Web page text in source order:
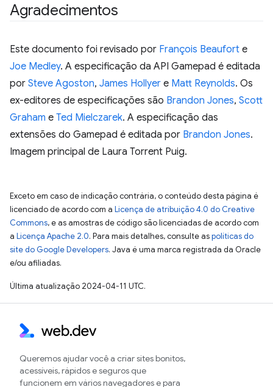
Agradecimentos
Este documento foi revisado por François Beaufort e
Joe Medley. A especificação da API Gamepad é editada
por Steve Agoston, James Hollyer e Matt Reynolds. Os
ex-editores de especificações são Brandon Jones, Scott
Graham e Ted Mielczarek. A especificação das
extensões do Gamepad é editada por Brandon Jones.
Imagem principal de Laura Torrent Puig.
Exceto em caso de indicação contrária, o conteúdo desta página é
licenciado de acordo com a Licença de atribuição 4.0 do Creative
Commons, e as amostras de código são licenciadas de acordo com
a Licença Apache 2.0. Para mais detalhes, consulte aspolíticas do
site do Google Developers. Java é uma marca registrada da Oracle
e/ou afiliadas.
Última atualização 2024-04-11 UTC.
Queremos ajudar você a criar sites bonitos,
acessíveis, rápidos e seguros que
funcionem em vários navegadores e para